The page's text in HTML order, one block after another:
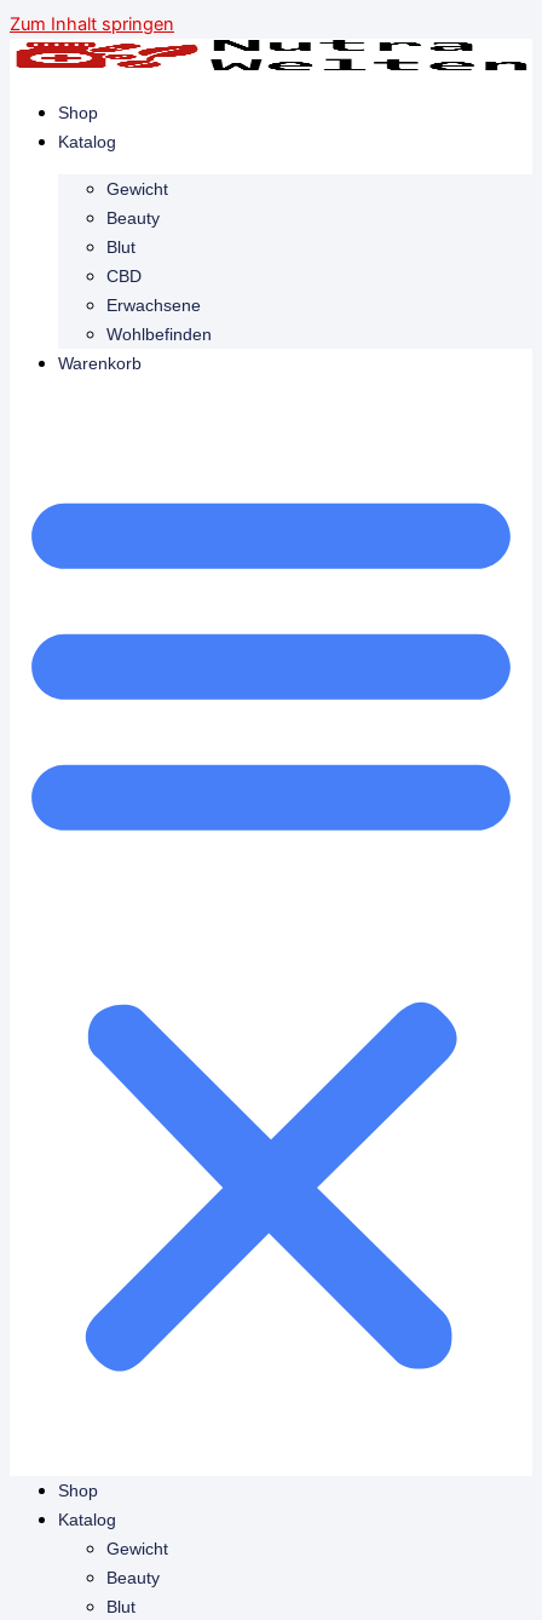
Zum Inhalt springen
Shop
Katalog
Gewicht
Beauty
Blut
CBD
Erwachsene
Wohlbefinden
Warenkorb
Shop
Katalog
Gewicht
Beauty
Blut